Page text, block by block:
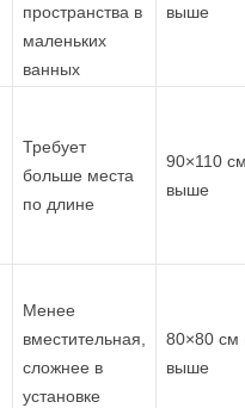
пространства в
маленьких
ванных
выше
Требует
больше места
по длине
90×110
выше
Менее
вместительная,
сложнее в
установке
80×80 см
выше